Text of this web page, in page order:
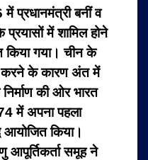
में प्रधानमंत्री बनीं व
प्रयासों में शामिल होने
किया गया। चीन के
करने के कारण अंत में
की ओर भारत
में अपना पहला
आयोजित किया।
आपूर्तिकर्ता समूह ने